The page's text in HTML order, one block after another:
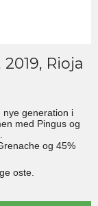
Rioja
nye generation i
med Pingus og
og 45%
oste.